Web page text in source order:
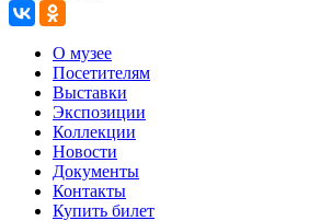
О музее
Посетителям
Выставки
Экспозиции
Коллекции
Новости
Документы
Контакты
Купить билет